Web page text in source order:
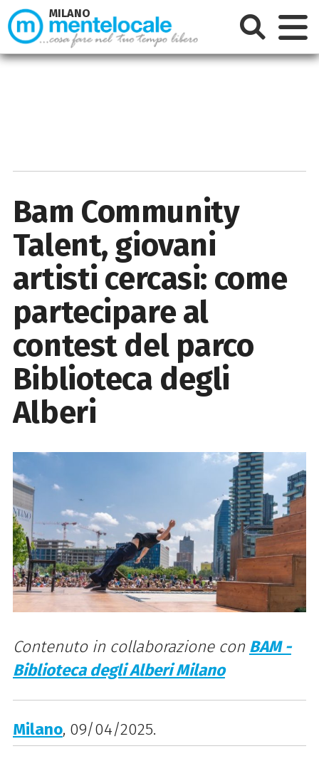
Bam Community
Talent, giovani
artisti cercasi: come
partecipare al
contest del parco
Biblioteca degli
Alberi
Contenuto in collaborazione con BAM -
Biblioteca degli Alberi Milano
Milano, 09/04/2025.
MILANO